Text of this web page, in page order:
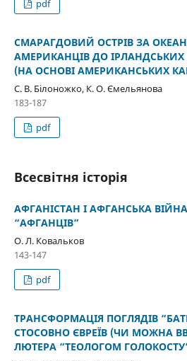
pdf
СМАРАГДОВИЙ ОСТРІВ ЗА
АМЕРИКАНЦІВ ДО ІРЛАНДСЬКИХ
(НА ОСНОВІ АМЕРИКАНСЬКИХ
С. В. Білоножко, К. О. Ємельянова
183-187
pdf
Всесвітня історія
АФГАНІСТАН І АФГАНСЬКА
“АФГАНЦІВ”
О. Л. Ковальков
143-147
pdf
ТРАНСФОРМАЦІЯ ПОГЛЯДІВ
СТОСОВНО ЄВРЕЇВ (ЧИ МОЖНА
ЛЮТЕРА “ТЕОЛОГОМ